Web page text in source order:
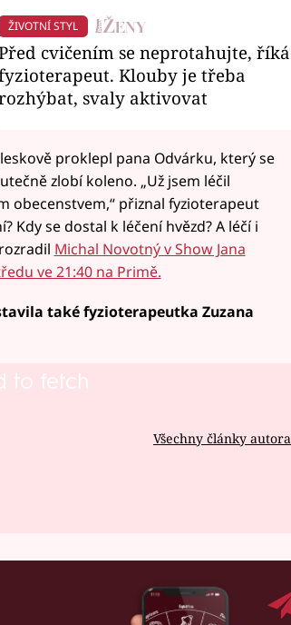
ŽIVOTNÍ STYL
cvičením se neprotahujte, říká
Klouby je třeba
svaly aktivovat
proklepl pana Odvárku, který se
zlobí koleno. „Už jsem léčil
obecenstvem,“ přiznal fyzioterapeut
Kdy se dostal k léčení hvězd? A léčí i
Michal Novotný v Show Jana
ve 21:40 na Primě.
také fyzioterapeutka Zuzana
to fetch
Všechny články autora